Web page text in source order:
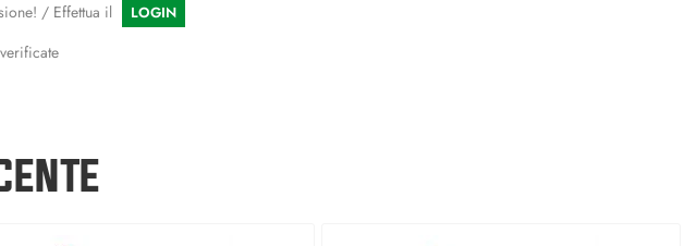
/ Effettua il LOGIN